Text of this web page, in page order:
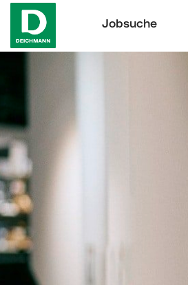
Jobsuche